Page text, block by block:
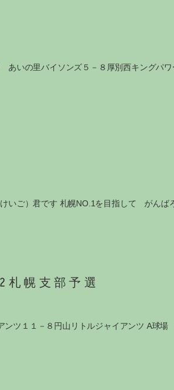
いの里バイソンズ５－８厚別西キングパワ
）君です 札幌NO.1を目指して がんば
札幌支部予選
ツ１１－８円山リトルジャイアンツ A球